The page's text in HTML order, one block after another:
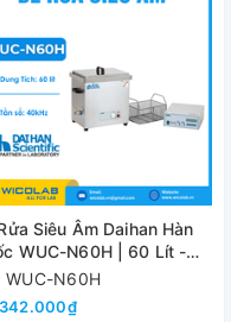
Siêu Âm Daihan Hàn
WUC-N60H | 60 Lít -
Hình LCD
WUC-N60H